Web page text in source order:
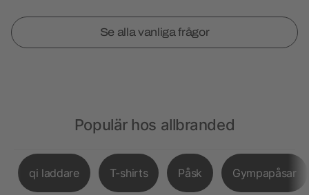
Se alla vanliga frågor
Populär hos allbranded
qi laddare T-shirts Påsk Gympapåsar